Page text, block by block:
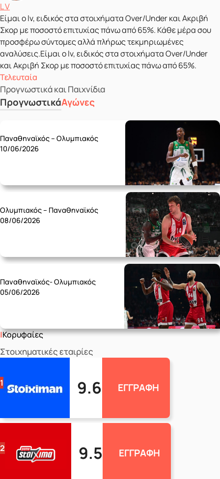
Τελευταία
Προγνωστικά και Παιχνίδια
ΠρογνωστικάΑγώνες
Παναθηναϊκός – Ολυμπιακός
10/06/2026
Ολυμπιακός – Παναθηναϊκός
08/06/2026
Παναθηναϊκός- Ολυμπιακός
05/06/2026
Κορυφαίες
Στοιχηματικές εταιρίες
1 9.6 ΕΓΓΡΑΦΗ
2 9.5 ΕΓΓΡΑΦΗ
Δημοσιεύτηκε από
L V
Είμαι ο lv, ειδικός στα στοιχήματα Over/Under και Ακριβή
Σκορ με ποσοστό επιτυχίας πάνω από 65%. Κάθε μέρα σου
προσφέρω σύντομες αλλά πλήρως τεκμηριωμένες
αναλύσεις.Είμαι ο lv, ειδικός στα στοιχήματα Over/Under
και Ακριβή Σκορ με ποσοστό επιτυχίας πάνω από 65%.